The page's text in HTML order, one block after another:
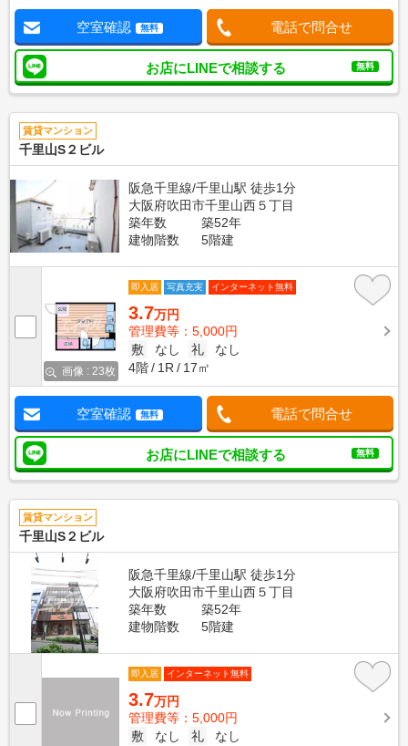
空室確認 無料 電話で問合せ
お店にLINEで相談する 無料
賃貸マンション
千里山S２ビル
阪急千里線/千里山駅 徒歩1分
大阪府吹田市千里山西５丁目
築年数
築52年
建物階数
5階建
画像 : 23枚
即入居 写真充実 インターネット無料
3.7万円
管理費等：5,000円
敷
なし 礼
なし
4階
1R 17㎡
空室確認 無料 電話で問合せ
お店にLINEで相談する 無料
賃貸マンション
千里山S２ビル
阪急千里線/千里山駅 徒歩1分
大阪府吹田市千里山西５丁目
築年数
築52年
建物階数
5階建
即入居 インターネット無料
3.7万円
管理費等：5,000円
敷
なし 礼
なし